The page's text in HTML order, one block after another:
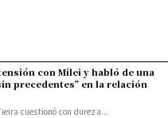
con Milei y habló de una
precedentes” en la relación
cuestionó con dureza...